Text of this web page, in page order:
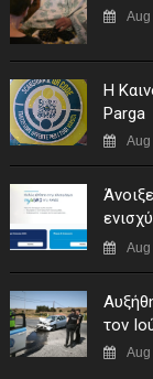
Aug
Η
Parga
Aug
Aug
τον
Aug